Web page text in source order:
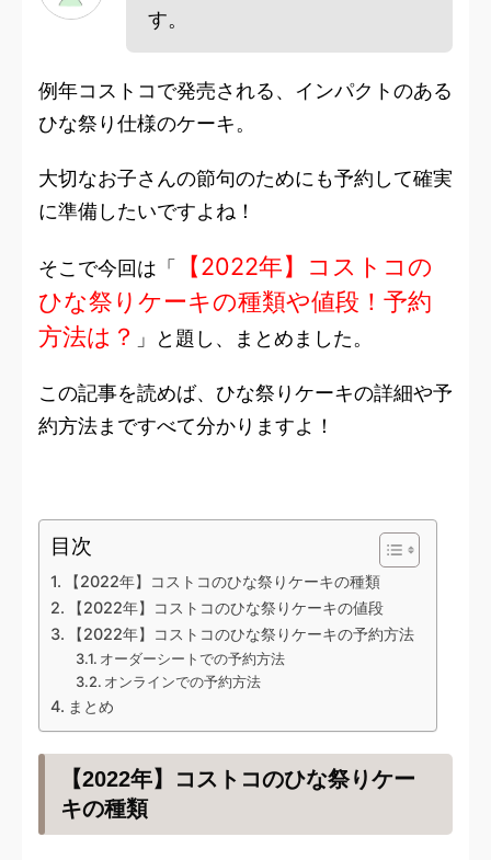
す。
例年コストコで発売される、インパクトのある
ひな祭り仕様のケーキ。
大切なお子さんの節句のためにも予約して確実
に準備したいですよね！
そこで今回は「
【2022年】コストコの
ひな祭りケーキの種類や値段！予約
方法は？ 」と題し、 まとめました。
この記事を読めば、ひな祭りケーキの詳細や予
約方法まですべて分かりますよ！
目次
【2022年】コストコのひな祭りケーキの種類
【2022年】コストコのひな祭りケーキの値段
【2022年】コストコのひな祭りケーキの予約方法
オーダーシートでの予約方法
オンラインでの予約方法
まとめ
【2022年】コストコのひな祭りケー
キの種類